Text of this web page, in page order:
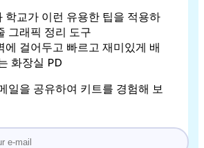
학교가 이런 유용한 팁을 적용하
그래픽 정리 도구
에 걸어두고 빠르고 재미있게 배
화장실 PD
일을 공유하여 키트를 경험해 보